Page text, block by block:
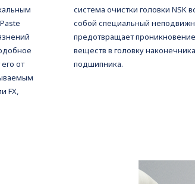
от
FX,
система очистки головки NSK
собой специальный
предотвращает
веществ в головку
подшипника.